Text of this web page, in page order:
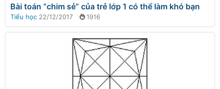
Bài toán “chim sẻ” của trẻ lớp 1 có thể làm khó bạn
Tiểu học 22/12/2017 1916